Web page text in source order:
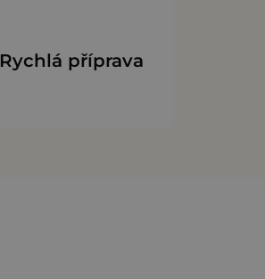
Rychlá příprava